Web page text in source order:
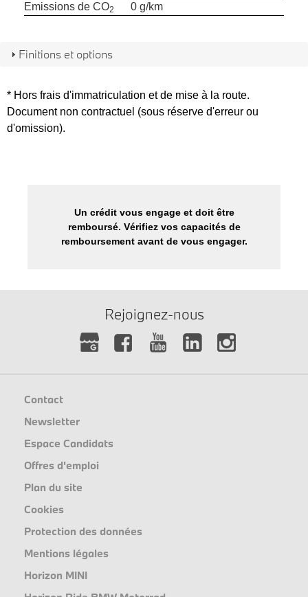
Emissions de CO2 0 g/km
Finitions et options
* Hors frais d'immatriculation et de mise à la route.
Document non contractuel (sous réserve d'erreur ou
d'omission).
Un crédit vous engage et doit être
remboursé. Vérifiez vos capacités de
remboursement avant de vous engager.
Rejoignez-nous
Contact
Newsletter
Espace Candidats
Offres d'emploi
Plan du site
Cookies
Protection des données
Mentions légales
Horizon MINI